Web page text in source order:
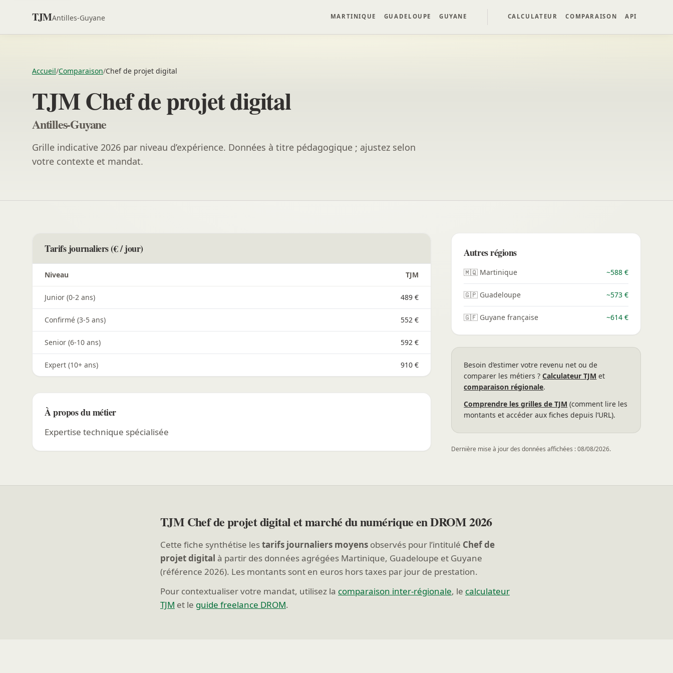
TJMAntilles-Guyane MARTINIQUE GUADELOUPE GUYANE CALCULATEUR COMPARAISON API
Accueil/Comparaison/Chef de projet digital
TJM Chef de projet digital
Antilles-Guyane
Grille indicative 2026 par niveau d’expérience. Données à titre pédagogique ; ajustez selon
votre contexte et mandat.
Tarifs journaliers (€ / jour)
Niveau TJM
Junior (0-2 ans) 489 €
Confirmé (3-5 ans) 552 €
Senior (6-10 ans) 592 €
Expert (10+ ans) 910 €
À propos du métier
Expertise technique spécialisée
Autres régions
🇲🇶 Martinique ~588 €
🇬🇵 Guadeloupe ~573 €
🇬🇫 Guyane française ~614 €
Besoin d’estimer votre revenu net ou de
comparer les métiers ?Calculateur TJM et
comparaison régionale.
Comprendre les grilles de TJM (comment lire les
montants et accéder aux fiches depuis l’URL).
Dernière mise à jour des données affichées : 08/08/2026.
TJM Chef de projet digital et marché du numérique en DROM 2026
Cette fiche synthétise lestarifs journaliers moyens observés pour l’intitulé Chef de
projet digital à partir des données agrégées Martinique, Guadeloupe et Guyane
(référence 2026). Les montants sont en euros hors taxes par jour de prestation.
Pour contextualiser votre mandat, utilisez la comparaison inter-régionale, le calculateur
TJM et le guide freelance DROM.